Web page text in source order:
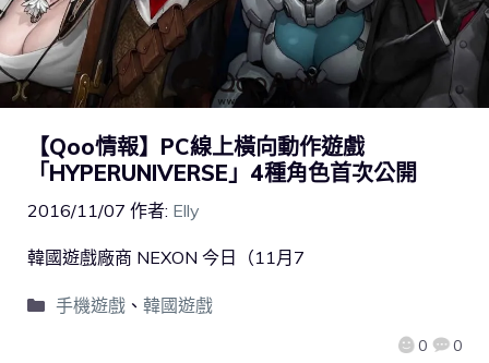
【Qoo情報】PC線上橫向動作遊戲
「HYPERUNIVERSE」4種角色首次公開
2016/11/07 作者: Elly
0 0
韓國遊戲廠商 NEXON 今日（11月7
手機遊戲、 韓國遊戲